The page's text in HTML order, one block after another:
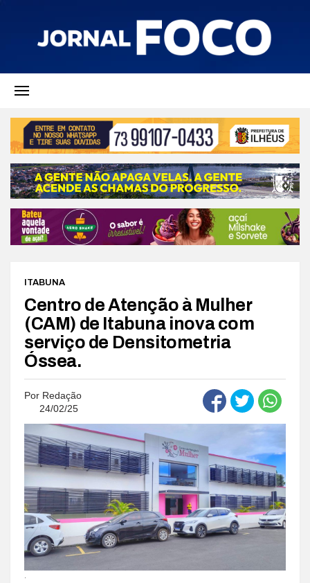
ITABUNA
Centro de Atenção à Mulher
(CAM) de Itabuna inova com
serviço de Densitometria
Óssea.
Por Redação
24/02/25
.